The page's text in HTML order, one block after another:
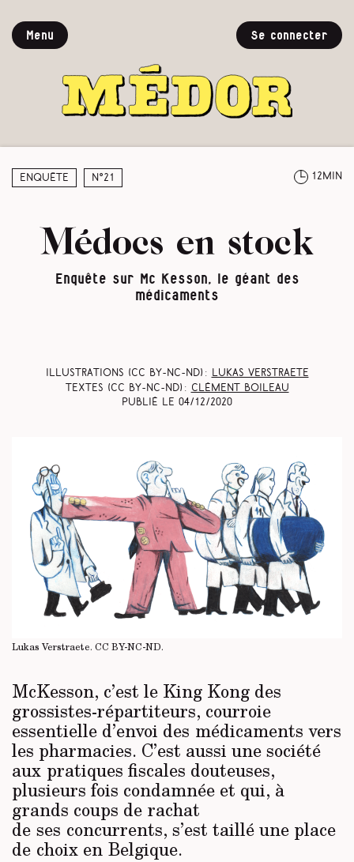
Menu Se connecter
Enquête N°21 12min
Médocs en stock
Enquête sur Mc Kesson, le géant des
médicaments
Illustrations (CC BY-NC-ND) :
Lukas Verstraete
Textes (CC BY-NC-ND) :
Clément Boileau
Publié le 04/12/2020
Lukas Verstraete. CC BY-NC-ND.
McKesson, c’est le King Kong des
grossistes-répartiteurs, courroie
essentielle d’envoi des médicaments vers
les pharmacies. C’est aussi une société
aux pratiques fiscales douteuses,
plusieurs fois condamnée et qui, à
grands coups de rachat
de ses concurrents, s’est taillé une place
de choix en Belgique.